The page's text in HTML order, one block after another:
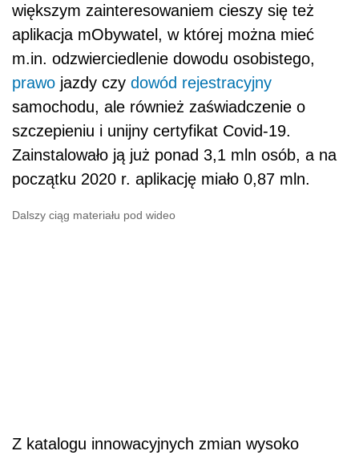
większym zainteresowaniem cieszy się też
aplikacja mObywatel, w której można mieć
m.in. odzwierciedlenie dowodu osobistego,
prawo jazdy czy dowód rejestracyjny
samochodu, ale również zaświadczenie o
szczepieniu i unijny certyfikat Covid-19.
Zainstalowało ją już ponad 3,1 mln osób, a na
początku 2020 r. aplikację miało 0,87 mln.
Dalszy ciąg materiału pod wideo
Z katalogu innowacyjnych zmian wysoko